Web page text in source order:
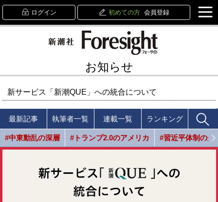
ログイン 初めての方 会員登録
お知らせ
新サービス「新潮QUE」への統合について
最新記事 執筆者一覧 連載一覧 ランキング
#中東動乱の深層 #トランプ2.0のアメリカ #習近平体制の光